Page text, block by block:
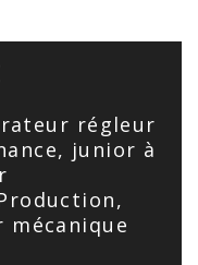
régleur
junior à
mécanique